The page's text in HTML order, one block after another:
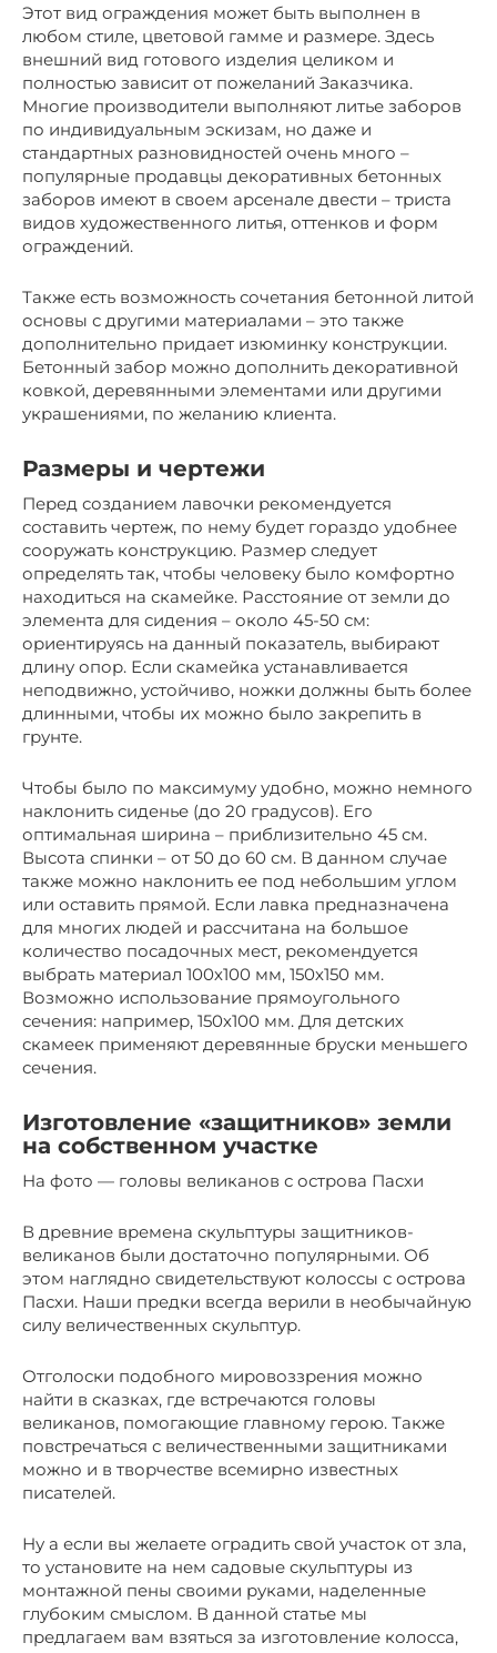
Этот вид ограждения может быть выполнен в
любом стиле, цветовой гамме и размере. Здесь
внешний вид готового изделия целиком и
полностью зависит от пожеланий Заказчика.
Многие производители выполняют литье заборов
по индивидуальным эскизам, но даже и
стандартных разновидностей очень много –
популярные продавцы декоративных бетонных
заборов имеют в своем арсенале двести – триста
видов художественного литья, оттенков и форм
ограждений.
Также есть возможность сочетания бетонной литой
основы с другими материалами – это также
дополнительно придает изюминку конструкции.
Бетонный забор можно дополнить декоративной
ковкой, деревянными элементами или другими
украшениями, по желанию клиента.
Размеры и чертежи
Перед созданием лавочки рекомендуется
составить чертеж, по нему будет гораздо удобнее
сооружать конструкцию. Размер следует
определять так, чтобы человеку было комфортно
находиться на скамейке. Расстояние от земли до
элемента для сидения – около 45-50 см:
ориентируясь на данный показатель, выбирают
длину опор. Если скамейка устанавливается
неподвижно, устойчиво, ножки должны быть более
длинными, чтобы их можно было закрепить в
грунте.
Чтобы было по максимуму удобно, можно немного
наклонить сиденье (до 20 градусов). Его
оптимальная ширина – приблизительно 45 см.
Высота спинки – от 50 до 60 см. В данном случае
также можно наклонить ее под небольшим углом
или оставить прямой. Если лавка предназначена
для многих людей и рассчитана на большое
количество посадочных мест, рекомендуется
выбрать материал 100х100 мм, 150х150 мм.
Возможно использование прямоугольного
сечения: например, 150х100 мм. Для детских
скамеек применяют деревянные бруски меньшего
сечения.
Изготовление «защитников» земли
на собственном участке
На фото — головы великанов с острова Пасхи
В древние времена скульптуры защитников-
великанов были достаточно популярными. Об
этом наглядно свидетельствуют колоссы с острова
Пасхи. Наши предки всегда верили в необычайную
силу величественных скульптур.
Отголоски подобного мировоззрения можно
найти в сказках, где встречаются головы
великанов, помогающие главному герою. Также
повстречаться с величественными защитниками
можно и в творчестве всемирно известных
писателей.
Ну а если вы желаете оградить свой участок от зла,
то установите на нем садовые скульптуры из
монтажной пены своими руками, наделенные
глубоким смыслом. В данной статье мы
предлагаем вам взяться за изготовление колосса,